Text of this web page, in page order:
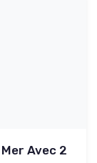
Avec 2